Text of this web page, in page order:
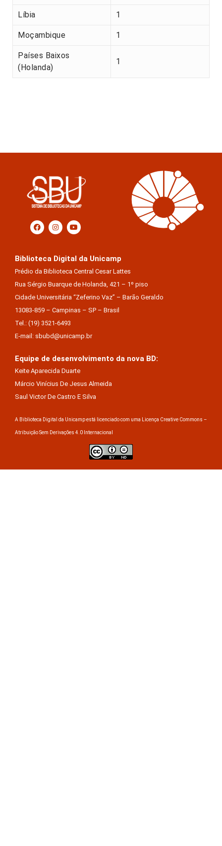
Líbia 1
Moçambique 1
Países Baixos
(Holanda)
1
Biblioteca Digital da Unicamp
Prédio da Biblioteca Central Cesar Lattes
Rua Sérgio Buarque de Holanda, 421 – 1º piso
Cidade Universitária “Zeferino Vaz” – Barão Geraldo
13083-859 – Campinas – SP – Brasil
Tel.: (19) 3521-6493
E-mail: sbubd@unicamp.br
Equipe de desenvolvimento da nova BD:
Keite Aparecida Duarte
Márcio Vinícius De Jesus Almeida
Saul Victor De Castro E Silva
A Biblioteca Digital da Unicamp está licenciado com uma Licença Creative Commons –
Atribuição Sem Derivações 4.0 Internacional